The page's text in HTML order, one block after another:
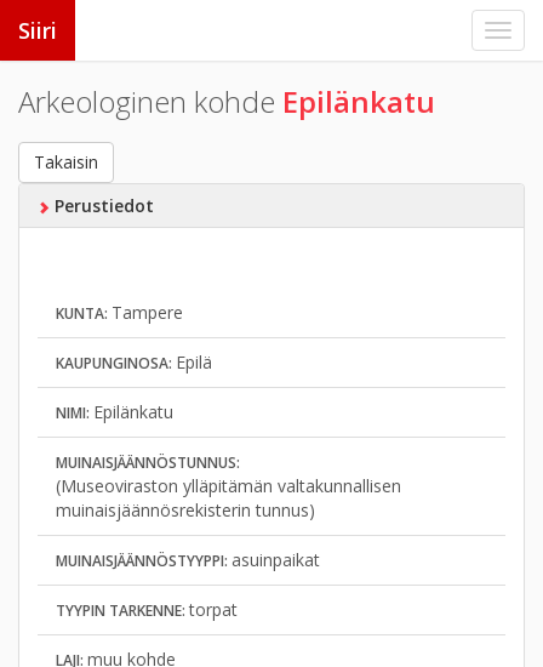
Siiri
Arkeologinen kohde Epilänkatu
Takaisin
Perustiedot
KUNTA: Tampere
KAUPUNGINOSA: Epilä
NIMI: Epilänkatu
MUINAISJÄÄNNÖSTUNNUS:
(Museoviraston ylläpitämän valtakunnallisen
muinaisjäännösrekisterin tunnus)
MUINAISJÄÄNNÖSTYYPPI: asuinpaikat
TYYPIN TARKENNE:torpat
LAJI: muu kohde